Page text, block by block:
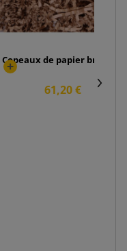
Copeaux de papier brun 6kg
61,20 €